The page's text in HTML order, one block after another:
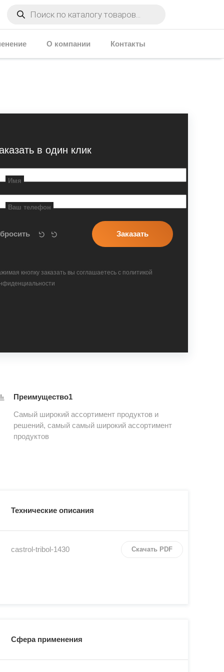
товаров
О компании Контакты
в один клик
Имя
Ваш телефон
кнопку заказать вы соглашаетесь с политикой
Преимущество1
Самый широкий ассортимент продуктов и
решений, самый самый широкий ассортимент
продуктов
Технические описания
castrol-tribol-1430 Скачать PDF
Сфера применения